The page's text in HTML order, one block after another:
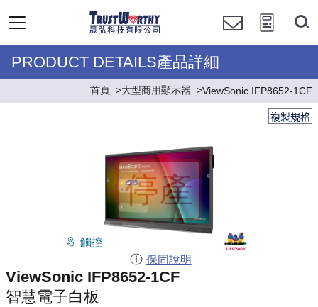
PRODUCT DETAILS產品詳細
首頁 大型商用顯示器 ViewSonic IFP8652-1CF
複製規格
觸控
保固說明
ViewSonic IFP8652-1CF
智慧電子白板